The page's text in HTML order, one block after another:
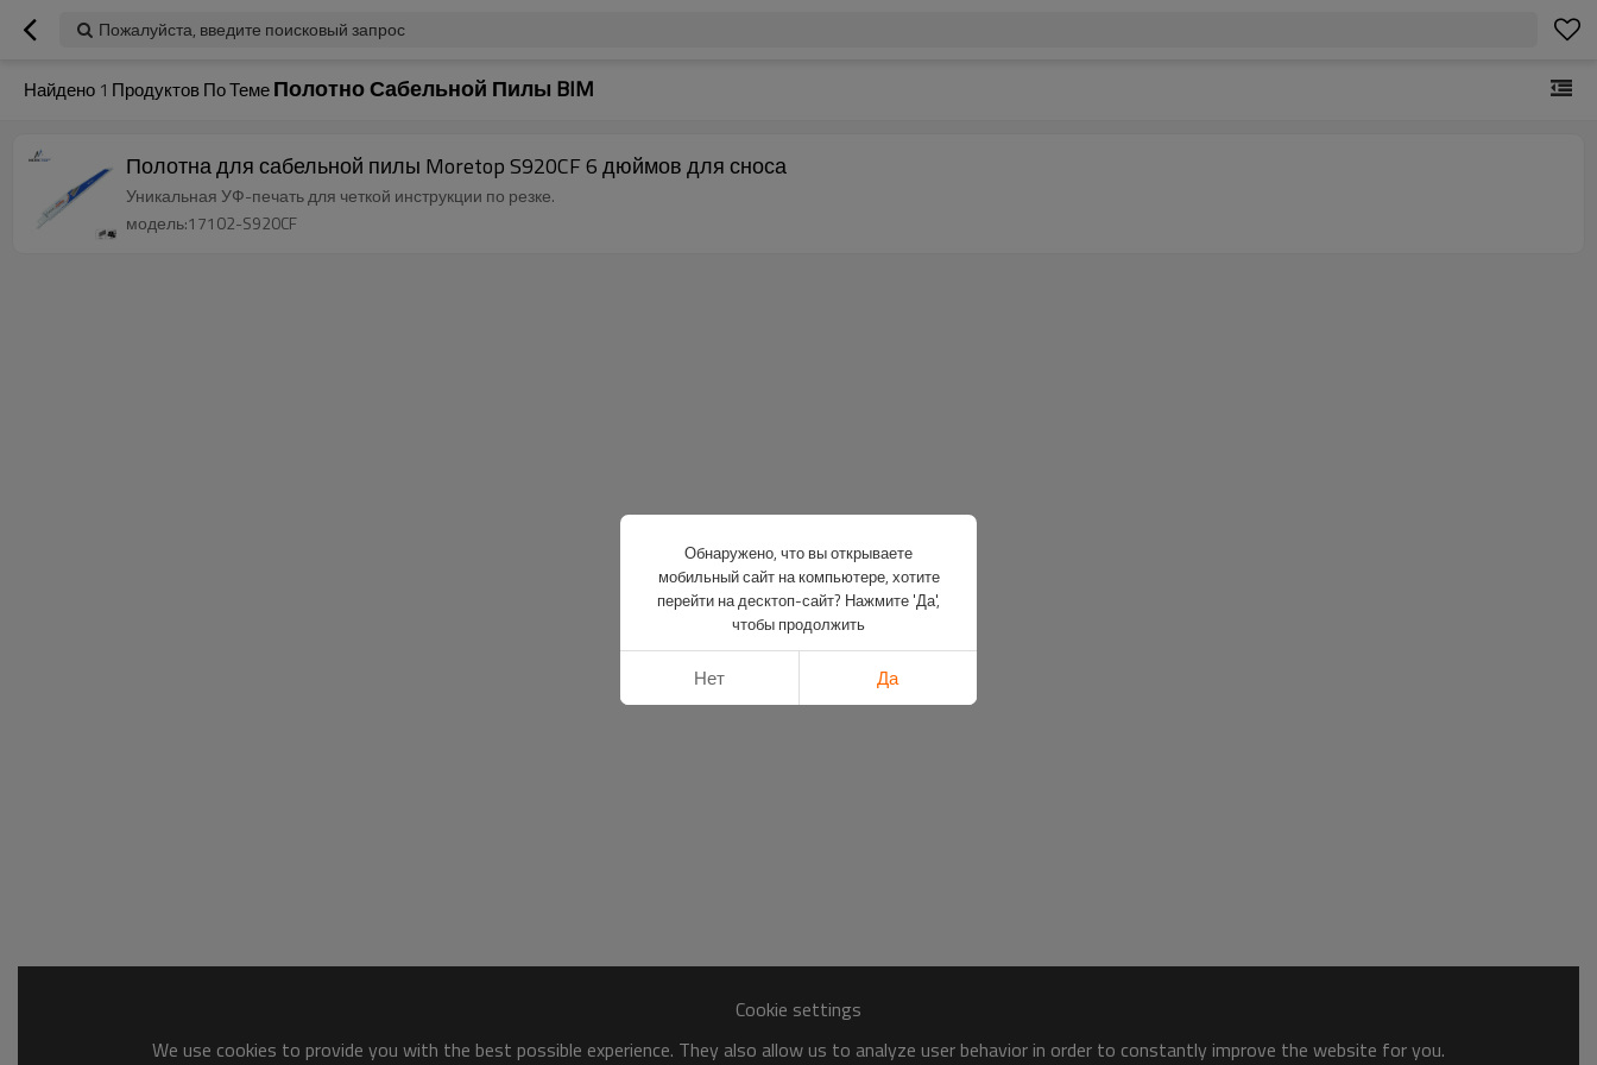
Пожалуйста, введите поисковый запрос
Найдено 1 Продуктов По ТемеПолотно Сабельной Пилы BIM
Полотна для сабельной пилы Moretop S920CF 6 дюймов для сноса
Уникальная УФ-печать для четкой инструкции по резке.
модель:17102-S920CF
Cookie settings
We use cookies to provide you with the best possible experience. They also allow us to analyze user behavior in order to constantly improve the website for you.
Обнаружено, что вы открываете
мобильный сайт на компьютере, хотите
перейти на десктоп-сайт? Нажмите 'Да',
чтобы продолжить
Нет Да